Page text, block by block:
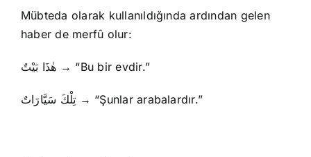
Mübteda olarak kullanıldığında ardından gelen
haber de merfû olur:
هٰذَا بَيْتٌ → “Bu bir evdir.”
تِلْكَ سَيَّارَاتٌ → “Şunlar arabalardır.”